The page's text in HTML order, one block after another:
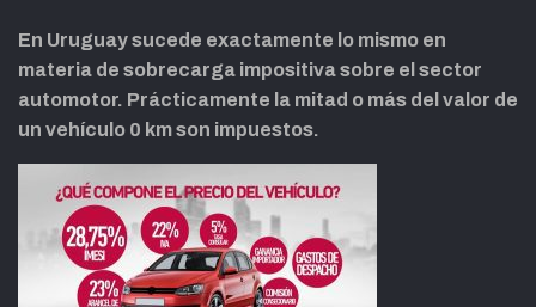
En Uruguay sucede exactamente lo mismo en
materia de sobrecarga impositiva sobre el sector
automotor. Prácticamente la mitad o más del valor de
un vehículo 0 km son impuestos.